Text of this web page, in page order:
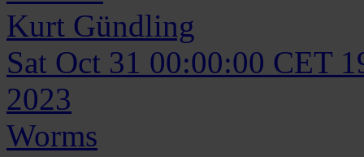
Kurt Gündling
Sat Oct 31 00:00:00 CET
2023
Worms